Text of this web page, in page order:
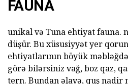
FAUNA
unikal və Tuna ehtiyat fauna.
düşür. Bu xüsusiyyət yer
ehtiyatlarının böyük
görə bilərsiniz vağ, boz qaz,
tern. Bundan əlavə, quş nadir